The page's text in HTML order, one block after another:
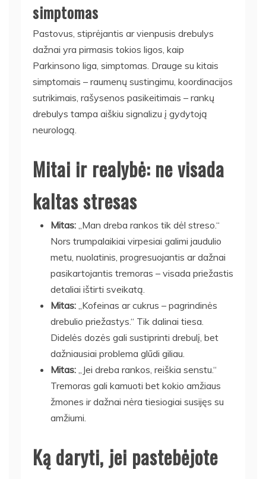
simptomas
Pastovus, stiprėjantis ar vienpusis drebulys
dažnai yra pirmasis tokios ligos, kaip
Parkinsono liga, simptomas. Drauge su kitais
simptomais – raumenų sustingimu, koordinacijos
sutrikimais, rašysenos pasikeitimais – rankų
drebulys tampa aiškiu signalizu į gydytoją
neurologą.
Mitai ir realybė: ne visada
kaltas stresas
Mitas: „Man dreba rankos tik dėl streso.“
Nors trumpalaikiai virpesiai galimi jaudulio
metu, nuolatinis, progresuojantis ar dažnai
pasikartojantis tremoras – visada priežastis
detaliai ištirti sveikatą.
Mitas: „Kofeinas ar cukrus – pagrindinės
drebulio priežastys.“ Tik dalinai tiesa.
Didelės dozės gali sustiprinti drebulį, bet
dažniausiai problema glūdi giliau.
Mitas: „Jei dreba rankos, reiškia senstu.“
Tremoras gali kamuoti bet kokio amžiaus
žmones ir dažnai nėra tiesiogiai susijęs su
amžiumi.
Ką daryti, jei pastebėjote